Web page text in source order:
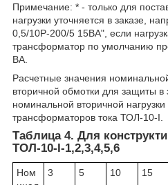
Примечание: * - только для
нагрузки уточняется в заказе,
0,5/10Р-200/5 15ВА", если
трансформатор по умолчанию
ВА.
Расчетные значения
вторичной обмотки для защиты в
номинальной вторичной
трансформаторов тока ТОЛ-10-I.
Таблица 4. Для
ТОЛ-10-I-1,2,3,4,5,6
Ном
3 5 10 15